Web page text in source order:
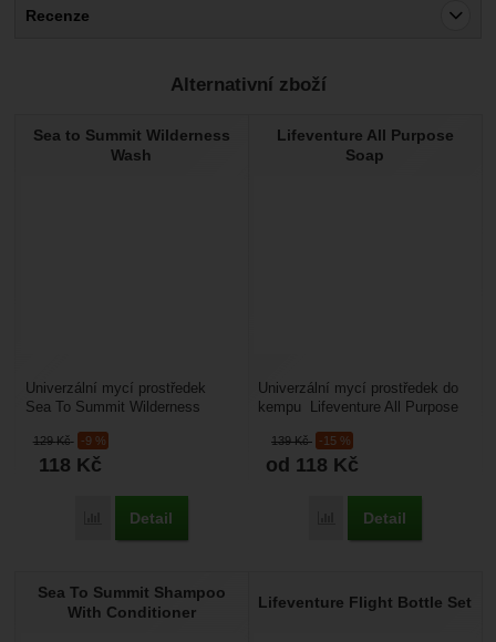
Recenze
Nebyla přidána žádná recenze.
Alternativní zboží
Sea to Summit Wilderness
Wash
129Kč -9 %
118 Kč
Porovnat
Detail
Univerzální mycí prostředek
Sea To Summit Wilderness
přípravek 4 v 1 hodící se...
Lifeventure All Purpose
Soap
139Kč -15 %
od 118 Kč
Porovnat
Detail
Univerzální mycí prostředek do
kempu Lifeventure All Purpose
cesty nebo...
Sea To Summit Shampoo
With Conditioner
Lifeventure Flight Bottle Set